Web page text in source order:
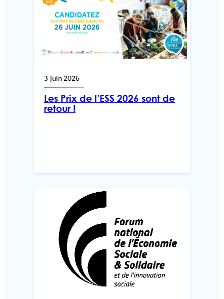
3 juin 2026
Les Prix de l’ESS 2026 sont de
retour !